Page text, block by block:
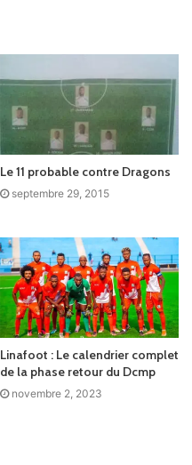
Le 11 probable contre Dragons
septembre 29, 2015
Linafoot : Le calendrier complet
de la phase retour du Dcmp
novembre 2, 2023